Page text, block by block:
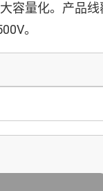
容量化。产品线
。